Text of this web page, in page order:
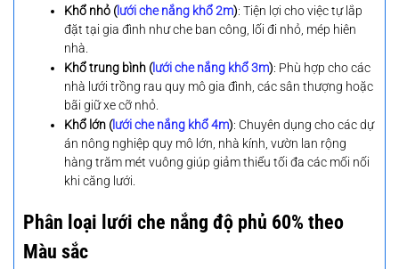
Khổ nhỏ (lưới che nắng khổ 2m): Tiện lợi cho việc tự lắp
đặt tại gia đình như che ban công, lối đi nhỏ, mép hiên
nhà.
Khổ trung bình (lưới che nắng khổ 3m): Phù hợp cho các
nhà lưới trồng rau quy mô gia đình, các sân thượng hoặc
bãi giữ xe cỡ nhỏ.
Khổ lớn (lưới che nắng khổ 4m): Chuyên dụng cho các dự
án nông nghiệp quy mô lớn, nhà kính, vườn lan rộng
hàng trăm mét vuông giúp giảm thiểu tối đa các mối nối
khi căng lưới.
Phân loại lưới che nắng độ phủ 60% theo
Màu sắc